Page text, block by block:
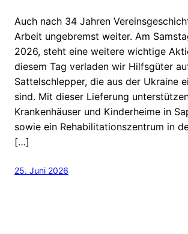
Auch nach 34 Jahren
Arbeit ungebremst weiter. Am
2026, steht eine weitere wichtige
diesem Tag verladen wir Hilfsgüter
Sattelschlepper, die aus der Ukraine
sind. Mit dieser Lieferung
Krankenhäuser und Kinderheime in
sowie ein Rehabilitationszentrum in
[…]
25. Juni 2026